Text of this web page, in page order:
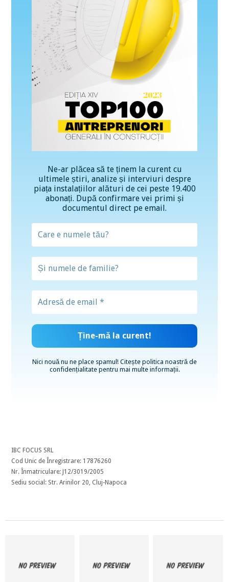
Ne-ar plăcea să te ținem la curent cu
ultimele știri, analize și interviuri despre
piața instalațiilor alături de cei peste 19.400
abonați. După confirmare vei primi și
documentul direct pe email.
Nici nouă nu ne place spamul! Citește politica noastră de
confidențialitatepentru mai multe informații.
IBC FOCUS SRL
Cod Unic de Înregistrare: 17876260
Nr. Înmatriculare: J12/3019/2005
Sediu social: Str. Arinilor 20, Cluj-Napoca